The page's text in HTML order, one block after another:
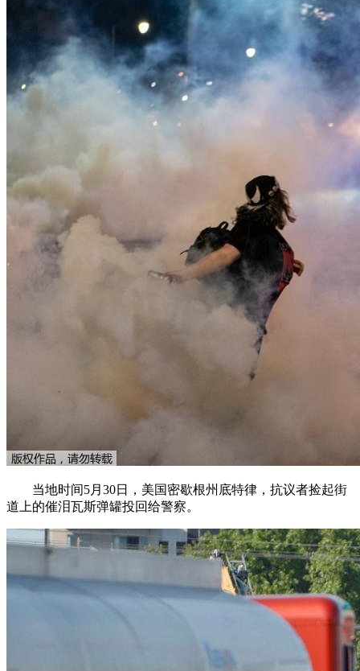
当地时间5月30日，美国密歇根州底特律，抗议者捡起街
道上的催泪瓦斯弹罐投回给警察。